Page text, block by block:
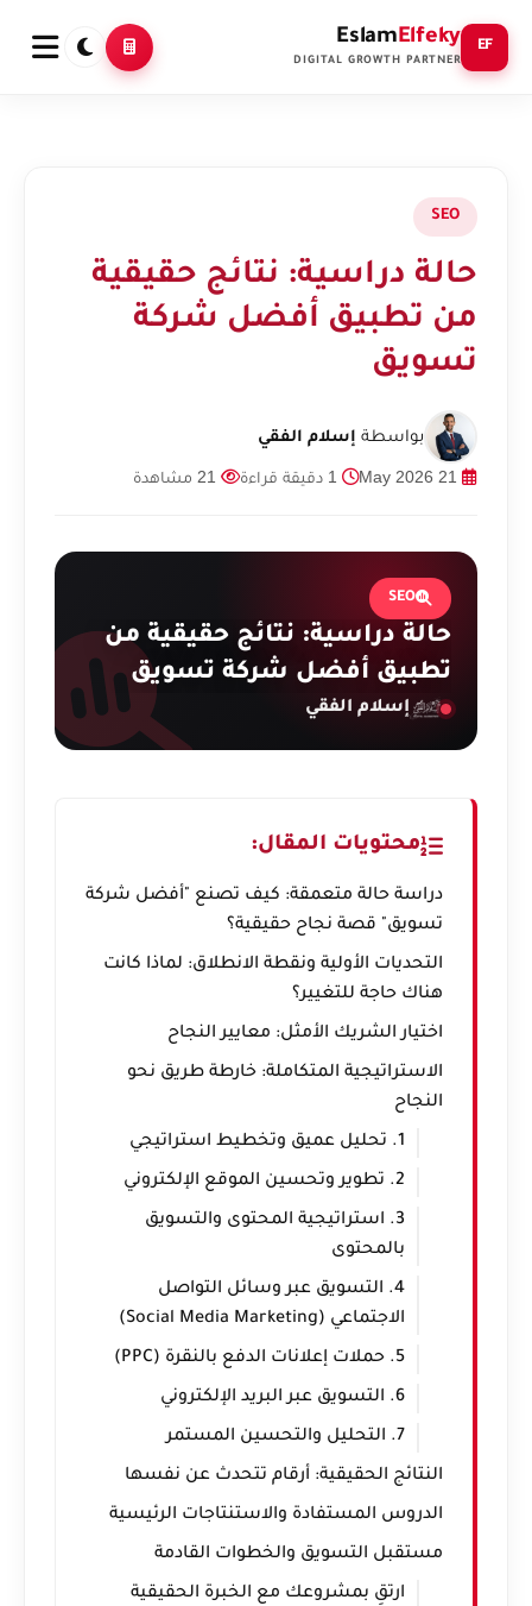
EF
EslamElfeky
DIGITAL GROWTH PARTNER
SEO
حالة دراسية: نتائج حقيقية
من تطبيق أفضل شركة
تسويق
بواسطة إسلام الفقي
SEO
حالة دراسية: نتائج حقيقية من
تطبيق أفضل شركة تسويق
إسلام الفقي
محتويات المقال:
دراسة حالة متعمقة: كيف تصنع "أفضل شركة
تسويق" قصة نجاح حقيقية؟
التحديات الأولية ونقطة الانطلاق: لماذا كانت
هناك حاجة للتغيير؟
اختيار الشريك الأمثل: معايير النجاح
الاستراتيجية المتكاملة: خارطة طريق نحو
النجاح
1. تحليل عميق وتخطيط استراتيجي
2. تطوير وتحسين الموقع الإلكتروني
3. استراتيجية المحتوى والتسويق
بالمحتوى
4. التسويق عبر وسائل التواصل
الاجتماعي (Social Media Marketing)
5. حملات إعلانات الدفع بالنقرة (PPC)
6. التسويق عبر البريد الإلكتروني
7. التحليل والتحسين المستمر
النتائج الحقيقية: أرقام تتحدث عن نفسها
الدروس المستفادة والاستنتاجات الرئيسية
مستقبل التسويق والخطوات القادمة
ارتقِ بمشروعك مع الخبرة الحقيقية